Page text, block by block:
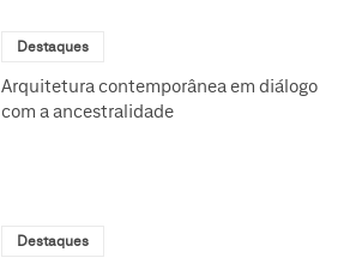
Destaques
Arquitetura contemporânea em diálogo
com a ancestralidade
Destaques